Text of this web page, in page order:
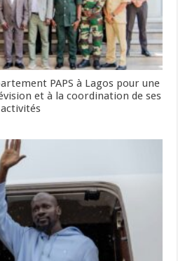
PAPS à Lagos pour une
et à la coordination de ses
activités